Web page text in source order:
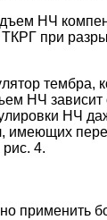
НЧ
при
НЧ
НЧ
имеющих
4.
применить